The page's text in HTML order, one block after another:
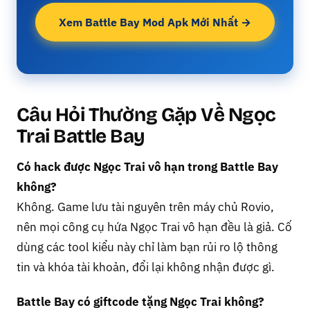
Xem Battle Bay Mod Apk Mới Nhất →
Câu Hỏi Thường Gặp Về Ngọc
Trai Battle Bay
Có hack được Ngọc Trai vô hạn trong Battle Bay
không?
Không. Game lưu tài nguyên trên máy chủ Rovio,
nên mọi công cụ hứa Ngọc Trai vô hạn đều là giả. Cố
dùng các tool kiểu này chỉ làm bạn rủi ro lộ thông
tin và khóa tài khoản, đổi lại không nhận được gì.
Battle Bay có giftcode tặng Ngọc Trai không?